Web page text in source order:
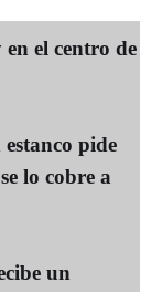
el centro de
pide
lo cobre a
un